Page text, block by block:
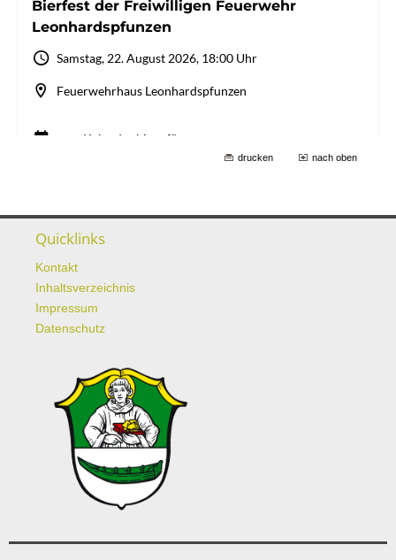
drucken nach oben
Quicklinks
Kontakt
Inhaltsverzeichnis
Impressum
Datenschutz